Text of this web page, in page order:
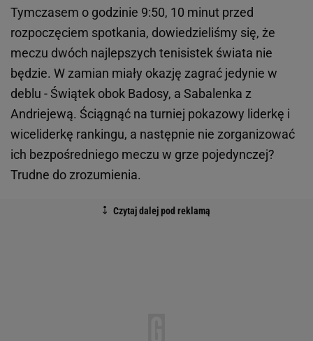
Tymczasem o godzinie 9:50, 10 minut przed
rozpoczęciem spotkania, dowiedzieliśmy się, że
meczu dwóch najlepszych tenisistek świata nie
będzie. W zamian miały okazję zagrać jedynie w
deblu - Świątek obok Badosy, a Sabalenka z
Andriejewą. Ściągnąć na turniej pokazowy liderkę i
wiceliderkę rankingu, a następnie nie zorganizować
ich bezpośredniego meczu w grze pojedynczej?
Trudne do zrozumienia.